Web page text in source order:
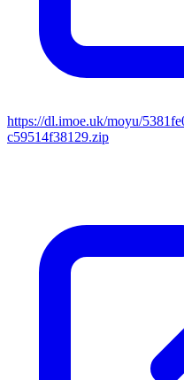
https://dl.imoe.uk/moyu/
c59514f38129.zip